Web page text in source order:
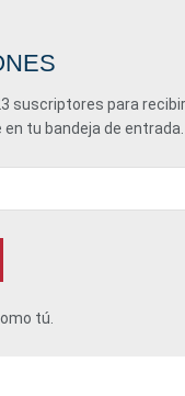
suscriptores para
tu bandeja de entrada.
tú.